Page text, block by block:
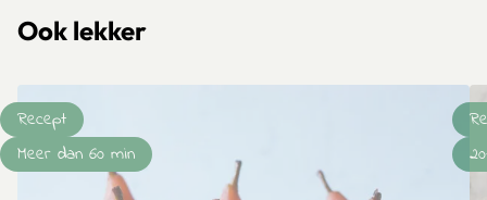
Ook lekker
Recept
Meer dan 60 min